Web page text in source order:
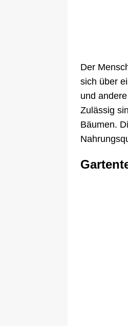
Der
sich über
und
Zulässig
Bäumen.